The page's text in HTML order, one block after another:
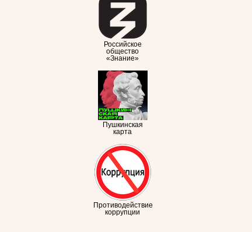
Российское
общество
«Знание»
Пушкинская
карта
Противодействие
коррупции